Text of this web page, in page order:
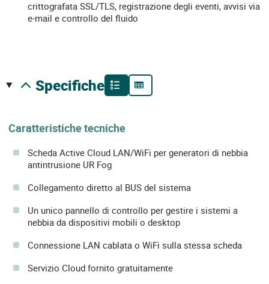
crittografata SSL/TLS, registrazione degli eventi, avvisi via
e-mail e controllo del fluido
specifiche
Caratteristiche tecniche
Scheda Active Cloud LAN/WiFi per generatori di nebbia
antintrusione UR Fog
Collegamento diretto al BUS del sistema
Un unico pannello di controllo per gestire i sistemi a
nebbia da dispositivi mobili o desktop
Connessione LAN cablata o WiFi sulla stessa scheda
Servizio Cloud fornito gratuitamente